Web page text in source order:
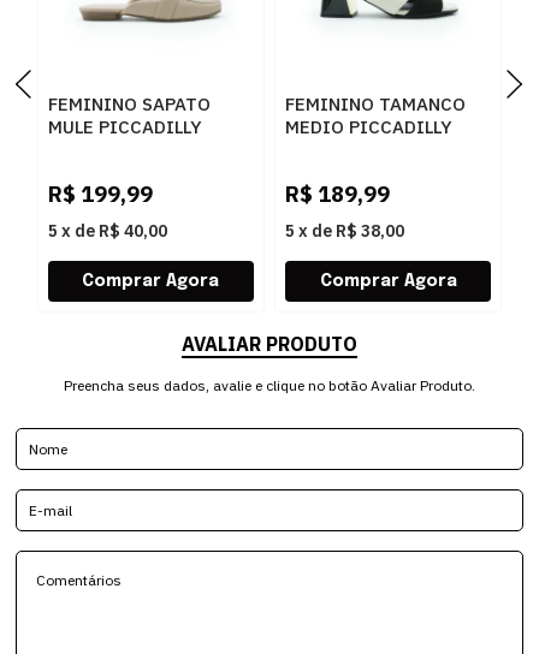
FEMININO SAPATO
MULE PICCADILLY
R$ 199,99
5 x de R$ 40,00
FEMININO TAMANCO
MEDIO PICCADILLY
R$ 189,99
5 x de R$ 38,00
AVALIAR PRODUTO
Preencha seus dados, avalie e clique no botão Avaliar Produto.